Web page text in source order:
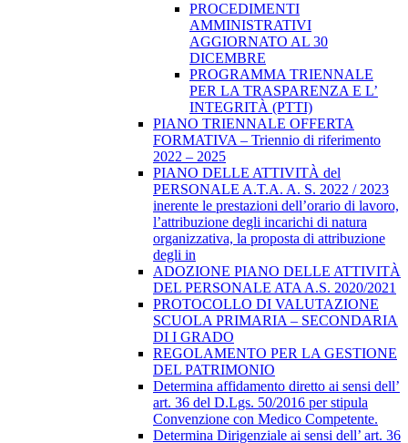
PROCEDIMENTI
AMMINISTRATIVI
AGGIORNATO AL 30
DICEMBRE
PROGRAMMA TRIENNALE
PER LA TRASPARENZA E L’
INTEGRITÀ (PTTI)
PIANO TRIENNALE OFFERTA
FORMATIVA – Triennio di riferimento
2022 – 2025
PIANO DELLE ATTIVITÀ del
PERSONALE A.T.A. A. S. 2022 / 2023
inerente le prestazioni dell’orario di lavoro,
l’attribuzione degli incarichi di natura
organizzativa, la proposta di attribuzione
degli in
ADOZIONE PIANO DELLE ATTIVITÀ
DEL PERSONALE ATA A.S. 2020/2021
PROTOCOLLO DI VALUTAZIONE
SCUOLA PRIMARIA – SECONDARIA
DI I GRADO
REGOLAMENTO PER LA GESTIONE
DEL PATRIMONIO
Determina affidamento diretto ai sensi dell’
art. 36 del D.Lgs. 50/2016 per stipula
Convenzione con Medico Competente.
Determina Dirigenziale ai sensi dell’ art. 36